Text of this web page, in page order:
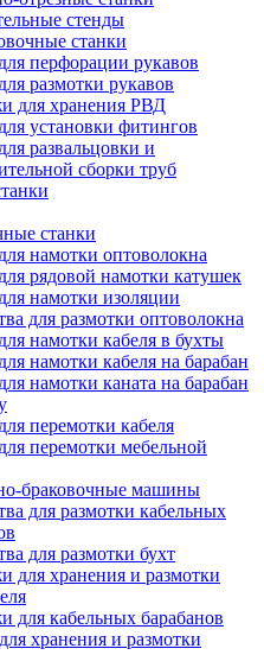
стенды
станки
перфорации рукавов
размотки рукавов
для хранения РВД
установки фитингов
развальцовки и
сборки труб
станки
намотки оптоволокна
рядовой намотки катушек
намотки изоляции
для размотки оптоволокна
намотки кабеля в бухты
намотки кабеля на барабан
намотки каната на барабан
перемотки кабеля
перемотки мебельной
браковочные машины
для размотки кабельных
для размотки бухт
для хранения и размотки
для кабельных барабанов
хранения и размотки